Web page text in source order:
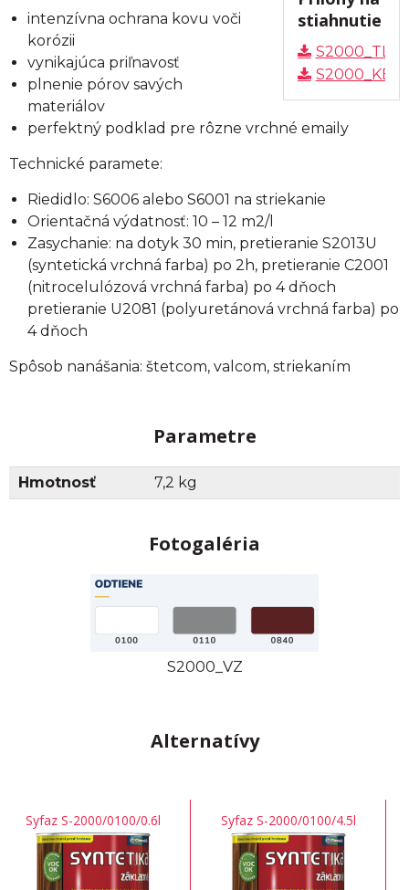
stiahnutie
S2000_TL
S2000_KBU
intenzívna ochrana kovu voči
korózii
vynikajúca priľnavosť
plnenie pórov savých
materiálov
perfektný podklad pre rôzne vrchné emaily
Technické paramete:
Riedidlo: S6006 alebo S6001 na striekanie
Orientačná výdatnosť: 10 – 12 m2/l
Zasychanie: na dotyk 30 min, pretieranie S2013U
(syntetická vrchná farba) po 2h, pretieranie C2001
(nitrocelulózová vrchná farba) po 4 dňoch
pretieranie U2081 (polyuretánová vrchná farba) po
4 dňoch
Spôsob nanášania: štetcom, valcom, striekaním
Parametre
Hmotnosť 7,2 kg
Fotogaléria
S2000_VZ
Alternatívy
Syfaz S-2000/0100/0.6l Syfaz S-2000/0100/4.5l